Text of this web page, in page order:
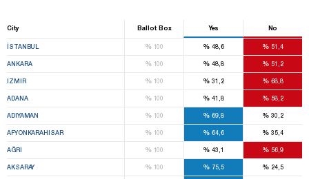
City Ballot Box Yes No
İSTANBUL %100 % 48,6 % 51,4
ANKARA %100 % 48,8 % 51,2
IZMIR %100 % 31,2 % 68,8
ADANA %100 % 41,8 % 58,2
ADIYAMAN %100 % 69,8 % 30,2
AFYONKARAHISAR %100 % 64,6 % 35,4
AĞRI %100 % 43,1 % 56,9
AKSARAY %100 % 75,5 % 24,5